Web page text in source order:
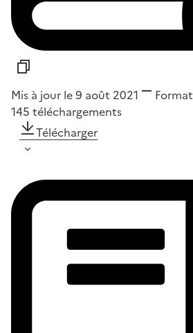
Mis à jour le 9 août 2021 Format
145 téléchargements
Télécharger